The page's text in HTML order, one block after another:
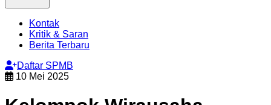
Kontak
Kritik & Saran
Berita Terbaru
Daftar SPMB
10 Mei 2025